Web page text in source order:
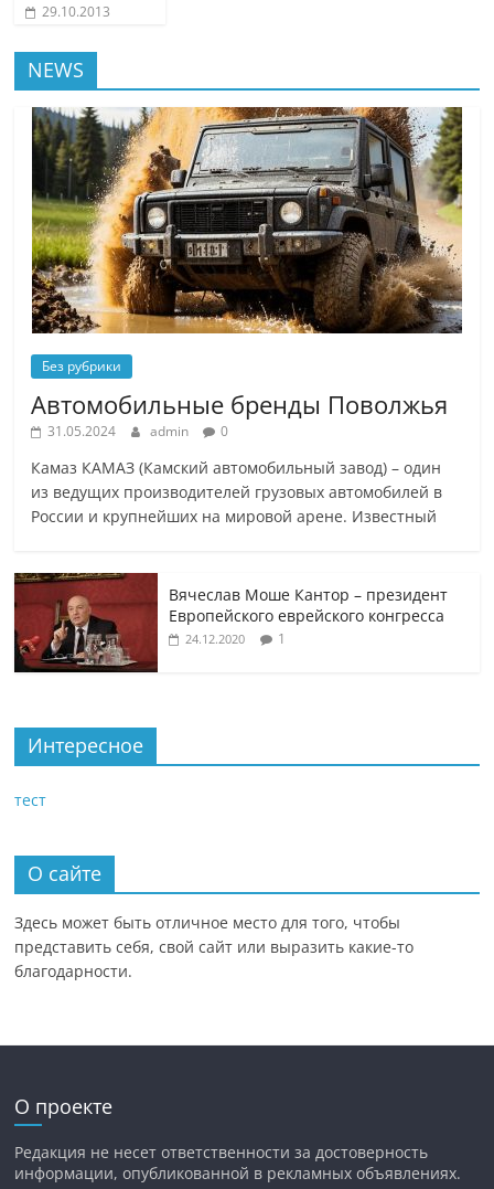
29.10.2013
NEWS
Без рубрики
Автомобильные бренды Поволжья
31.05.2024 admin 0
Камаз КАМАЗ (Камский автомобильный завод) – один
из ведущих производителей грузовых автомобилей в
России и крупнейших на мировой арене. Известный
Вячеслав Моше Кантор – президент
Европейского еврейского конгресса
24.12.2020 1
Интересное
тест
О сайте
Здесь может быть отличное место для того, чтобы
представить себя, свой сайт или выразить какие-то
благодарности.
О проекте
Редакция не несет ответственности за достоверность
информации, опубликованной в рекламных объявлениях.